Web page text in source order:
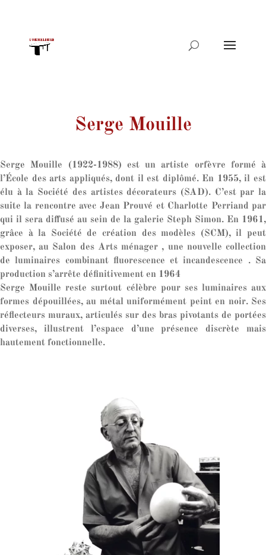
produits
Serge Mouille
Serge Mouille (1922-1988) est un artiste orfèvre formé à
l’École des arts appliqués, dont il est diplômé. En 1955, il est
élu à la Société des artistes décorateurs (SAD). C’est par la
suite la rencontre avec Jean Prouvé et Charlotte Perriand par
qui il sera diffusé au sein de la galerie Steph Simon. En 1961,
grâce à la Société de création des modèles (SCM), il peut
exposer, au Salon des Arts ménager , une nouvelle collection
de luminaires combinant fluorescence et incandescence . Sa
production s’arrête définitivement en 1964
Serge Mouille reste surtout célèbre pour ses luminaires aux
formes dépouillées, au métal uniformément peint en noir. Ses
réflecteurs muraux, articulés sur des bras pivotants de portées
diverses, illustrent l’espace d’une présence discrète mais
hautement fonctionnelle.